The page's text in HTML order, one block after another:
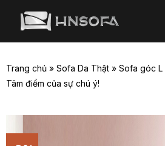
Trang chủ» Sofa Da Thật» Sofa góc L
Tâm điểm của sự chú ý!